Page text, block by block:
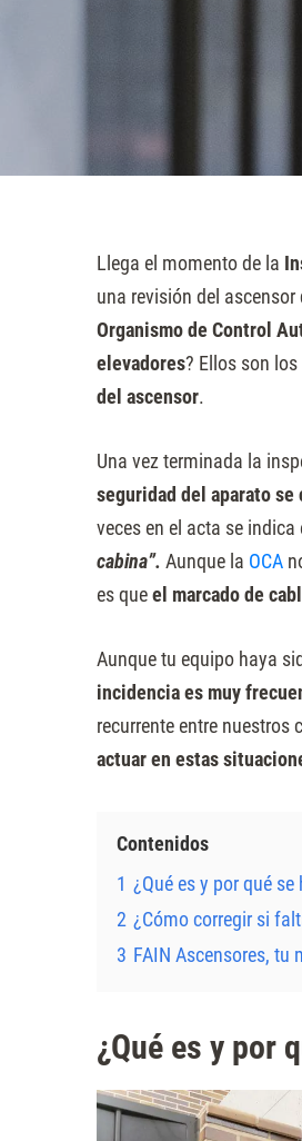
Llega el momento de la
una revisión del
Organismo de Control
elevadores? Ellos son
del ascensor.
Una vez terminada la
seguridad del aparato se
veces en el acta se
cabina”. Aunque la OCA
es queel marcado de
Aunque tu equipo haya
incidencia es muy
recurrente entre
actuar en estas
Contenidos
1 ¿Qué es y por qué
2 ¿Cómo corregir si
3 FAIN Ascensores, tu
¿Qué es y por